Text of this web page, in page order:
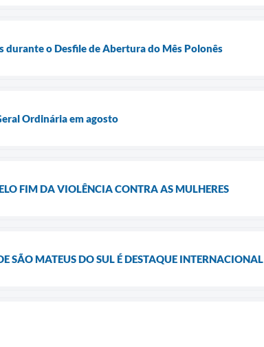
o Desfile de Abertura do Mês Polonês
Ordinária em agosto
FIM DA VIOLÊNCIA CONTRA AS MULHERES
SÃO MATEUS DO SUL É DESTAQUE INTERNACIONAL